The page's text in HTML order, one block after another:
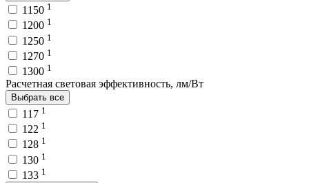
1150 1
1200 1
1250 1
1270 1
1300 1
Расчетная световая эффективность, лм/Вт
Выбрать все
117 1
122 1
128 1
130 1
133 1